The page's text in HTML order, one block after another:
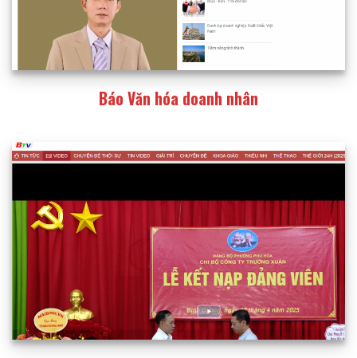
Báo Văn hóa doanh nhân